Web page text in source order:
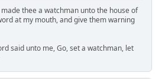
thee a watchman unto the house of
at my mouth, and give them warning
said unto me, Go, set a watchman, let